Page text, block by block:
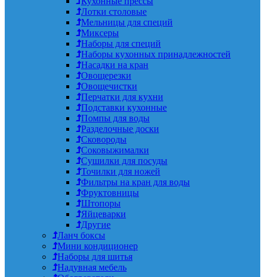
Лотки столовые
Мельницы для специй
Миксеры
Наборы для специй
Наборы кухонных принадлежностей
Насадки на кран
Овощерезки
Овощечистки
Перчатки для кухни
Подставки кухонные
Помпы для воды
Разделочные доски
Сковороды
Соковыжималки
Сушилки для посуды
Точилки для ножей
Фильтры на кран для воды
Фруктовницы
Штопоры
Яйцеварки
Другие
Ланч боксы
Мини кондиционер
Наборы для шитья
Надувная мебель